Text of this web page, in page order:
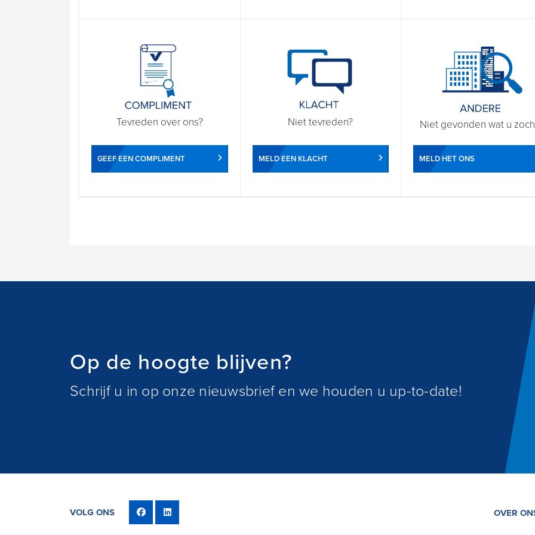
Tevreden over ons?
GEEF EEN COMPLIMENT
Niet tevreden?
MELD EEN KLACHT
Niet gevonden wat u
MELD HET ONS
Op de hoogte blijven?
Schrijf u in op onze nieuwsbrief en we houden u up-to-date!
OVER
VOLG ONS